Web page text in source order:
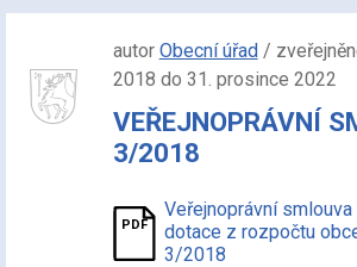
autor Obecní úřad/
2018 do 31. prosince 2022
VEŘEJNOPRÁVNÍ
3/2018
Veřejnoprávní
dotace z rozpočtu
3/2018